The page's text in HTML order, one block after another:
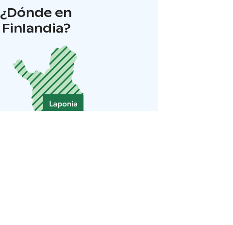
¿Dónde en
Finlandia?